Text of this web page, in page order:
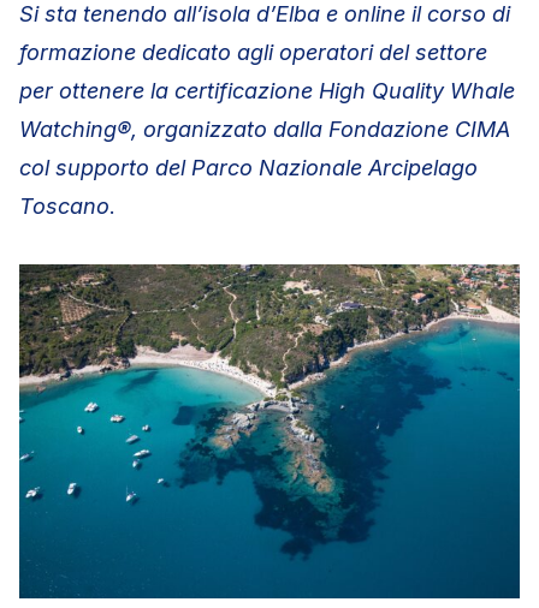
Si sta tenendo all’isola d’Elba e online il corso di
formazione dedicato agli operatori del settore
per ottenere la certificazione High Quality Whale
Watching®, organizzato dalla Fondazione CIMA
col supporto del Parco Nazionale Arcipelago
Toscano.